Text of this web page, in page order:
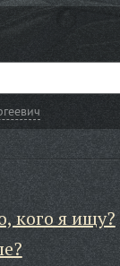
кого я ищу?